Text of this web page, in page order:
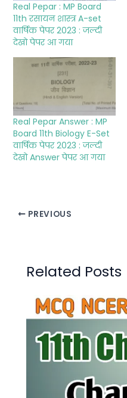
Real Pepar : MP Board
11th रसायन शास्त्र A-set
वार्षिक पेपर 2023 : जल्दी
देखो पेपर आ गया
Real Pepar Answer : MP
Board 11th Biology E-Set
वार्षिक पेपर 2023 : जल्दी
देखो Answer पेपर आ गया
PREVIOUS
Related Posts